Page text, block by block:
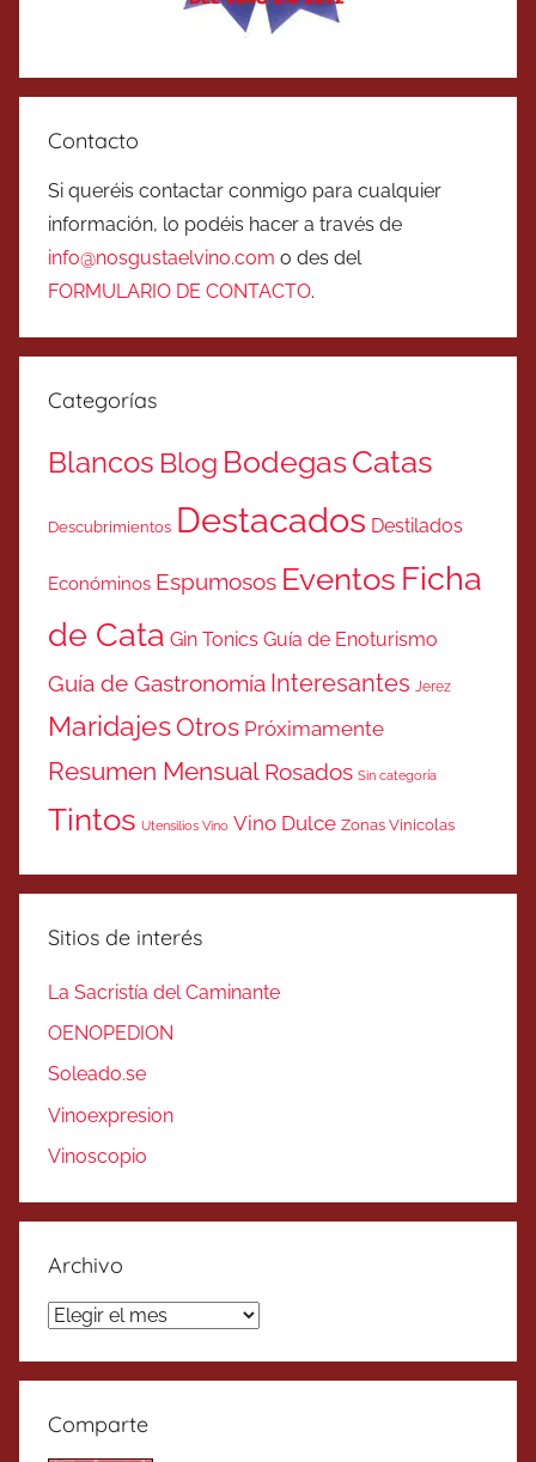
Contacto
Si queréis contactar conmigo para cualquier
información, lo podéis hacer a través de
info@nosgustaelvino.com o des del
FORMULARIO DE CONTACTO.
Categorías
Blancos Blog BodegasCatas
Descubrimientos Destacados Destilados
Económinos Espumosos Eventos Ficha
de Cata Gin Tonics Guía de Enoturismo
Guía de Gastronomía Interesantes Jerez
MaridajesOtros Próximamente
Resumen Mensual Rosados Sin categoría
Tintos Utensilios Vino Vino Dulce Zonas Vinicolas
Sitios de interés
La Sacristía del Caminante
OENOPEDION
Soleado.se
Vinoexpresion
Vinoscopio
Archivo
Archivo
Comparte